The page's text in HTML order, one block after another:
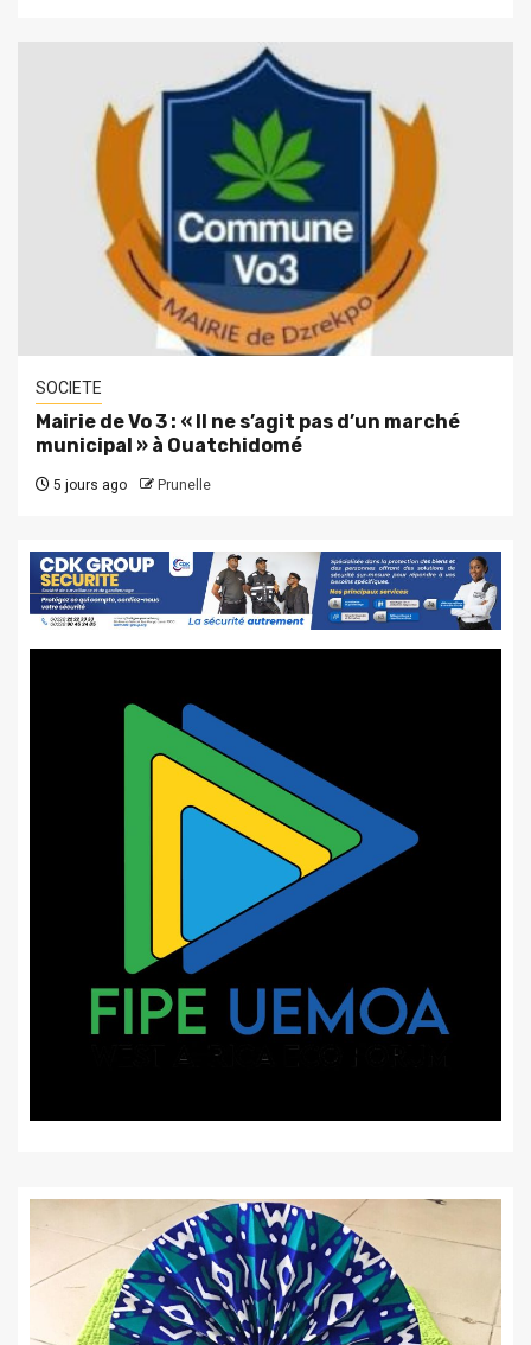
SOCIETE
Mairie de Vo 3 : « Il ne s’agit pas d’un marché
municipal » à Ouatchidomé
5 jours ago Prunelle